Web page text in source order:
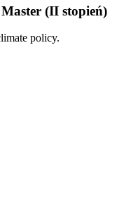
(II stopień)
policy.